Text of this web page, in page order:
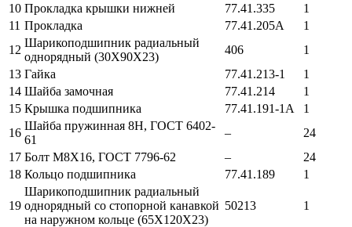
10 Прокладка крышки нижней 77.41.335
1
11 Прокладка 77.41.205А
1
12
Шарикоподшипник радиальный
однорядный (30Х90Х23)
406
1
13 Гайка 77.41.213-1
1
14 Шайба замочная 77.41.214
1
15 Крышка подшипника 77.41.191-1А
1
16
Шайба пружинная 8Н, ГОСТ 6402-
61
–
24
17 Болт М8Х16, ГОСТ 7796-62 –
24
18 Кольцо подшипника 77.41.189 1
19
Шарикоподшипник радиальный
однорядный со стопорной канавкой
на наружном кольце (65Х120Х23)
50213 1